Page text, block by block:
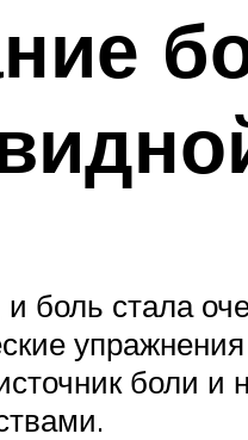
боль стала
боли и